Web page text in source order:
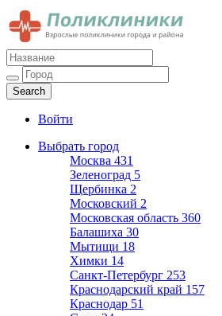
Поликлиники
Взрослые поликлиники города и района
Войти
Выбрать город
Москва 431
Зеленоград 5
Щербинка 2
Московский 2
Московская область 360
Балашиха 30
Мытищи 18
Химки 14
Санкт-Петербург 253
Краснодарский край 157
Краснодар 51